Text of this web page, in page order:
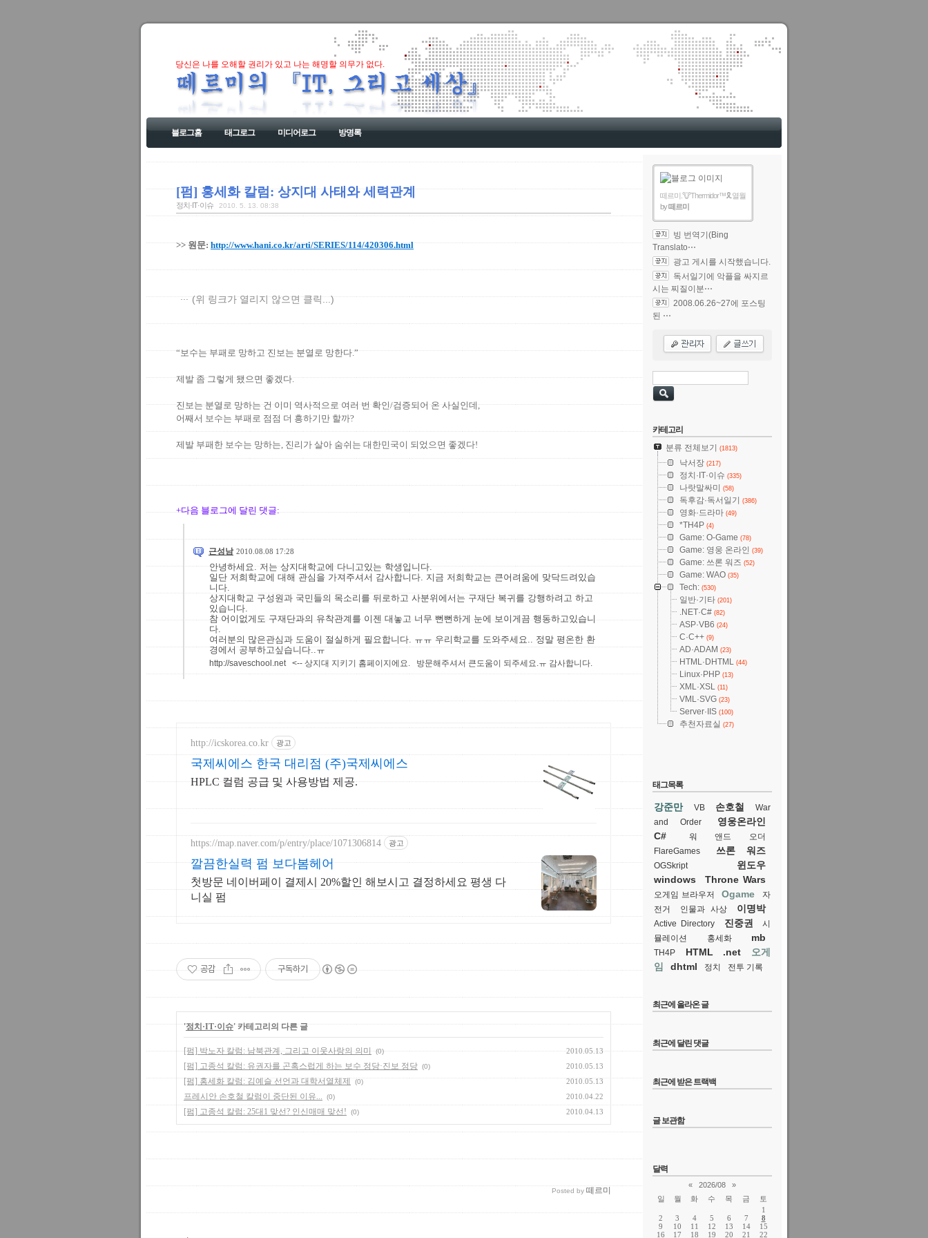
당신은 나를 오해할 권리가 있고 나는 해명할 의무가 없다.
블로그홈 태그로그 미디어로그 방명록
[펌] 홍세화 칼럼: 상지대 사태와 세력관계
정치·IT·이슈 2010. 5. 13. 08:38
>> 원문:http://www.hani.co.kr/arti/SERIES/114/420306.html
(위 링크가 열리지 않으면 클릭...)
“보수는 부패로 망하고 진보는 분열로 망한다.”
제발 좀 그렇게 됐으면 좋겠다.
진보는 분열로 망하는 건 이미 역사적으로 여러 번 확인/검증되어 온 사실인데,
어째서 보수는 부패로 점점 더 흥하기만 할까?
제발 부패한 보수는 망하는, 진리가 살아 숨쉬는 대한민국이 되었으면 좋겠다!
+다음 블로그에 달린 댓글:
근성남 2010.08.08 17:28
안녕하세요. 저는 상지대학교에 다니고있는 학생입니다.
일단 저희학교에 대해 관심을 가져주셔서 감사합니다. 지금 저희학교는 큰어려움에 맞닥드려있습
니다.
상지대학교 구성원과 국민들의 목소리를 뒤로하고 사분위에서는 구재단 복귀를 강행하려고 하고
있습니다.
참 어이없게도 구재단과의 유착관계를 이젠 대놓고 너무 뻔뻔하게 눈에 보이게끔 행동하고있습니
다.
여러분의 많은관심과 도움이 절실하게 필요합니다. ㅠㅠ 우리학교를 도와주세요.. 정말 평온한 환
경에서 공부하고싶습니다..ㅠ
http://saveschool.net <-- 상지대 지키기 홈페이지에요. 방문해주셔서 큰도움이 되주세요.ㅠ 감사합니다.
http://icskorea.co.kr 광고
국제씨에스 한국 대리점 (주)국제씨에스
HPLC 컬럼 공급 및 사용방법 제공.
https://map.naver.com/p/entry/place/1071306814 광고
깔끔한실력 펌 보다봄헤어
첫방문 네이버페이 결제시 20%할인 해보시고 결정하세요 평생 다
니실 펌
공감 구독하기
'정치·IT·이슈' 카테고리의 다른 글
[펌] 박노자 칼럼: 남북관계, 그리고 이웃사랑의 의미 (0) 2010.05.13
[펌] 고종석 칼럼: 유권자를 곤혹스럽게 하는 보수 정당·진보 정당 (0) 2010.05.13
[펌] 홍세화 칼럼: 김예슬 선언과 대학서열체제 (0) 2010.05.13
프레시안 손호철 칼럼이 중단된 이유... (0) 2010.04.22
[펌] 고종석 칼럼: 25대1 맞선? 인신매매 맞선! (0) 2010.04.13
Posted by 떼르미
,
떼르미.🐮Thermidor™🎗️.열월
by떼르미
빙 번역기(Bing
Translato⋯
광고 게시를 시작했습니다.
독서일기에 악플을 싸지르
시는 찌질이분⋯
2008.06.26~27에 포스팅
된 ⋯
카테고리
분류 전체보기
(1813)
낙서장 (217)
정치·IT·이슈 (335)
나랏말싸미 (58)
독후감·독서일기 (386)
영화·드라마 (49)
*TH4P (4)
Game: O-Game (78)
Game: 영웅 온라인 (39)
Game: 쓰론 워즈 (52)
Game: WAO (35)
Tech: (530)
일반·기타 (201)
.NET·C# (82)
ASP·VB6 (24)
C·C++ (9)
AD·ADAM (23)
HTML·DHTML (44)
Linux·PHP (13)
XML·XSL (11)
VML·SVG (23)
Server·IIS (100)
추천자료실 (27)
태그목록
강준만 VB 손호철
War
and Order
영웅온라인
C#
워 앤드 오더
FlareGames
쓰론 워즈
OGSkript
윈도우
windows
Throne Wars
오게임 브라우저 Ogame
자
전거
인물과 사상 이명박
Active Directory 진중권
시
뮬레이션
홍세화 mb
TH4P HTML .net
오게
임
dhtml 정치 전투 기록
최근에 올라온 글
최근에 달린 댓글
최근에 받은 트랙백
글 보관함
달력
« 2026/08
»
일
월 화 수 목 금
토
1
2
3 4 5 6 7
8
9
10 11 12 13 14
15
16
17 18 19 20 21 22